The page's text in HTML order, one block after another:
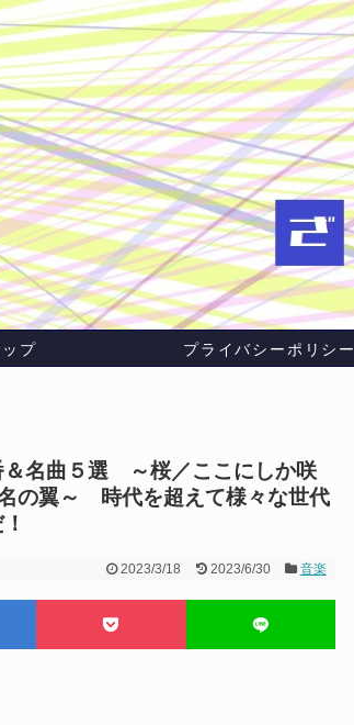
プ プライバシーポリシー
＆名曲５選 ～桜／ここにしか咲
の翼～ 時代を超えて様々な世代
2023/3/18 2023/6/30 音楽